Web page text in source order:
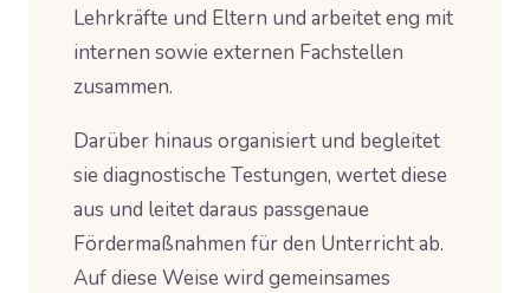
Lehrkräfte und Eltern und arbeitet eng mit
internen sowie externen Fachstellen
zusammen.
Darüber hinaus organisiert und begleitet
sie diagnostische Testungen, wertet diese
aus und leitet daraus passgenaue
Fördermaßnahmen für den Unterricht ab.
Auf diese Weise wird gemeinsames